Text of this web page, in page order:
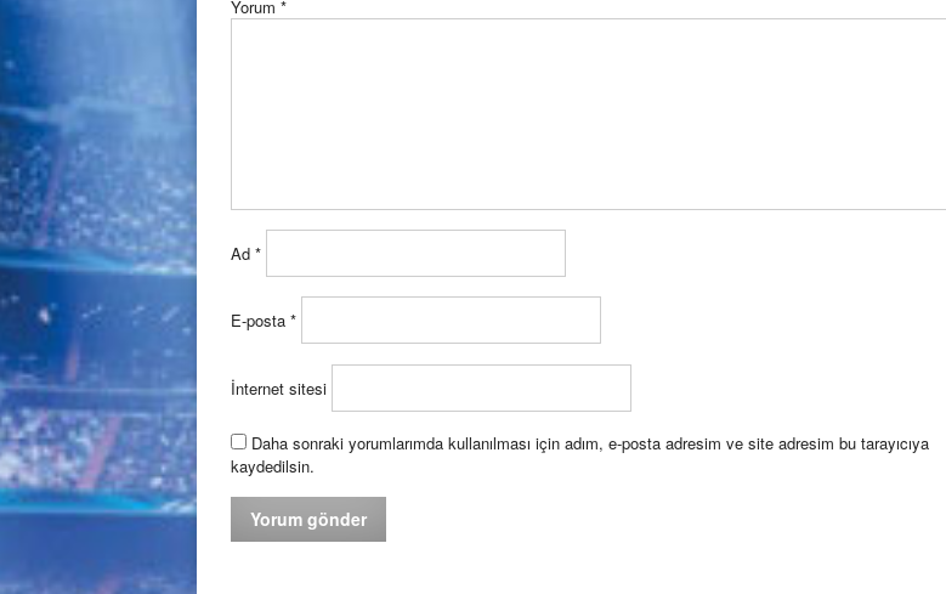
Yorum *
Ad *
E-posta *
İnternet sitesi
Daha sonraki yorumlarımda kullanılması için adım, e-posta adresim ve site adresim bu tarayıcıya
kaydedilsin.